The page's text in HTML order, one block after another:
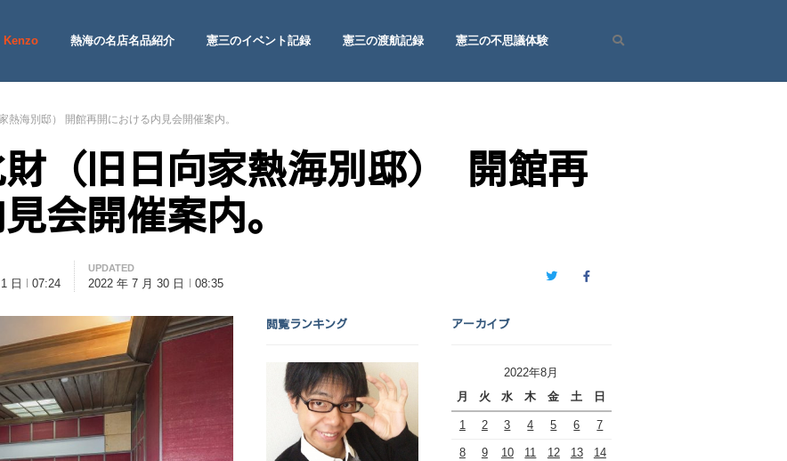
Site
Kenzo 熱海の名店名品紹介 憲三のイベント記録 憲三の渡航記録
憲三の不思議体験
熱海別邸） 開館再開における内見会開催案内。
（旧日向家熱海別邸） 開館再
会開催案内。
日 07:24
UPDATED
2022 年 7 月 30 日 08:35 TwitterFacebook
閲覧ランキング アーカイブ
2022年8月
月
火 水 木 金 土 日
1 2 3 4 5 6 7
8 9 10 11 12 13 14